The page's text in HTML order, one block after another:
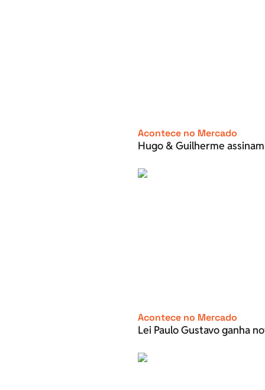
Acontece no Mercado
Hugo & Guilherme
Acontece no Mercado
Lei Paulo Gustavo ganha